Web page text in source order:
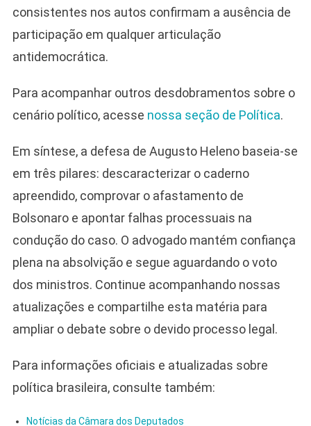
consistentes nos autos confirmam a ausência de
participação em qualquer articulação
antidemocrática.
Para acompanhar outros desdobramentos sobre o
cenário político, acesse nossa seção de Política.
Em síntese, a defesa de Augusto Heleno baseia-se
em três pilares: descaracterizar o caderno
apreendido, comprovar o afastamento de
Bolsonaro e apontar falhas processuais na
condução do caso. O advogado mantém confiança
plena na absolvição e segue aguardando o voto
dos ministros. Continue acompanhando nossas
atualizações e compartilhe esta matéria para
ampliar o debate sobre o devido processo legal.
Para informações oficiais e atualizadas sobre
política brasileira, consulte também:
Notícias da Câmara dos Deputados